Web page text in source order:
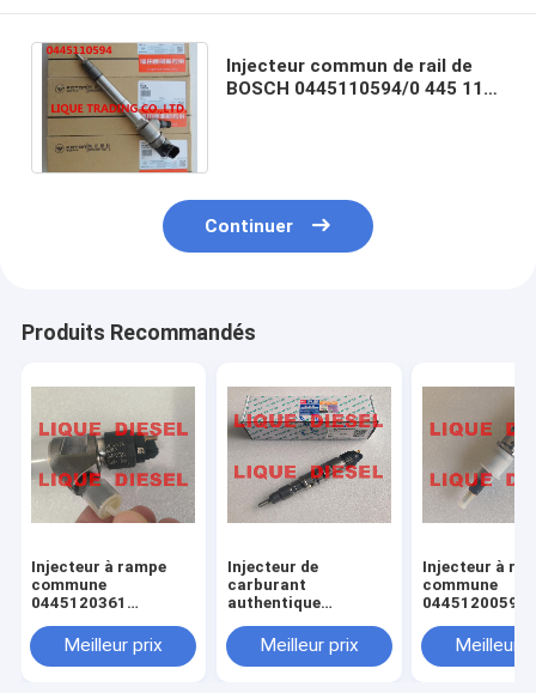
Injecteur commun de rail de
BOSCH 0445110594/0 445 110
Continuer
Produits Recommandés
Injecteur à rampe
commune
0445120361
120 361 5801479314
Meilleur prix
Injecteur de
carburant
authentique
0445120290 0 445
120 290 L4700-
Meilleur prix
Injecteur à
commune
0445120059
120 059 0 445
231 pour
Meilleur